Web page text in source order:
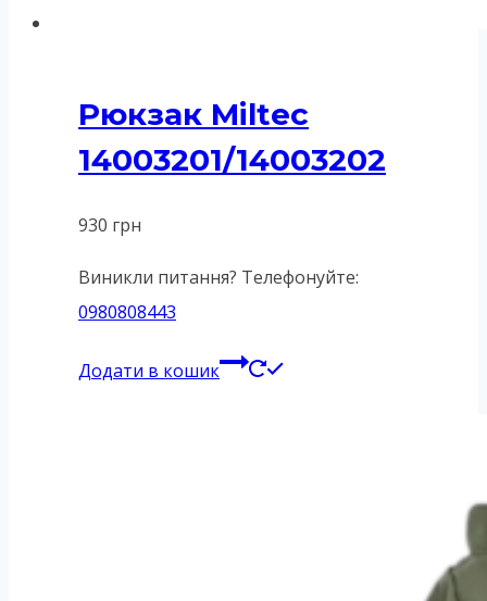
Рюкзак Miltec
14003201/14003202
930 грн
Виникли питання? Телефонуйте:
0980808443
Додати в кошик